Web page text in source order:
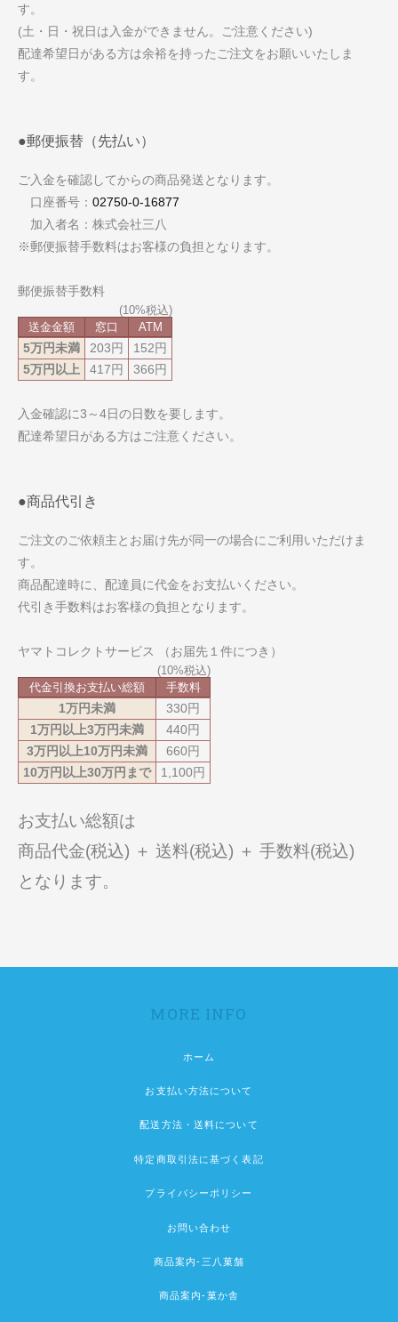
す。
(土・日・祝日は入金ができません。ご注意ください)
配達希望日がある方は余裕を持ったご注文をお願いいたしま
す。
●郵便振替（先払い）
ご入金を確認してからの商品発送となります。
口座番号： 02750-0-16877
加入者名：株式会社三八
※郵便振替手数料はお客様の負担となります。
郵便振替手数料
送金金額 窓口 ATM
5万円未満 203円
152円
5万円以上
417円 366円
入金確認に3～4日の日数を要します。
配達希望日がある方はご注意ください。
●商品代引き
ご注文のご依頼主とお届け先が同一の場合にご利用いただけま
す。
商品配達時に、配達員に代金をお支払いください。
代引き手数料はお客様の負担となります。
ヤマトコレクトサービス （お届先１件につき）
代金引換お支払い総額 手数料
1万円未満
330円
1万円以上3万円未満
440円
3万円以上10万円未満
660円
10万円以上30万円まで
1,100円
お支払い総額は
商品代金(税込) ＋ 送料(税込) ＋ 手数料(税込)
となります。
MORE INFO
ホーム
お支払い方法について
配送方法・送料について
特定商取引法に基づく表記
プライバシーポリシー
お問い合わせ
商品案内-三八菓舗
商品案内-菓か舎